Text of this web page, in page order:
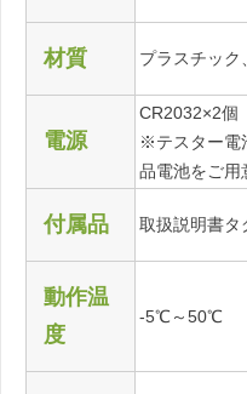
材質 プラスチック
電源
CR2032×2個
※テスター電
品電池をご用
付属品 取扱説明書タ
動作温
度
-5℃～50℃